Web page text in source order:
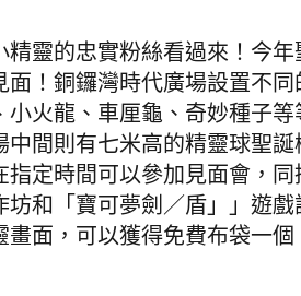
精靈的忠實粉絲看過來！今年
面！銅鑼灣時代廣場設置不
小火龍、車厘龜、奇妙種子
中間則有七米高的精靈球聖
指定時間可以參加見面會，
坊和「寶可夢劍／盾」」遊
畫面，可以獲得免費布袋一個